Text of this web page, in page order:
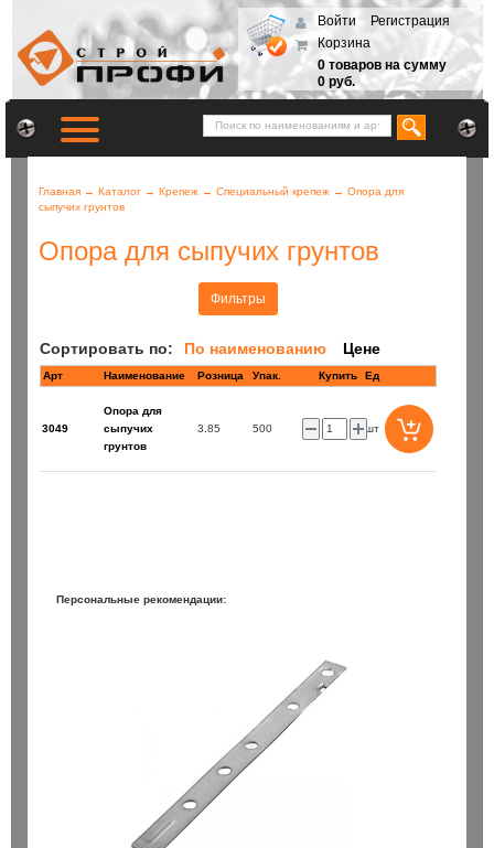
Войти
Регистрация
Корзина
0 товаров на сумму
0 руб.
Главная → Каталог → Крепеж → Специальный крепеж → Опора для
сыпучих грунтов
Опора для сыпучих грунтов
Фильтры
Сортировать по: По наименованию Цене
Арт Наименование Розница Купить Ед
3049
Опора для
сыпучих
грунтов
3.85 500 шт
Персональные рекомендации: